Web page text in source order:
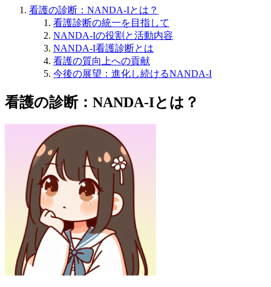
看護の診断：NANDA-Iとは？
看護診断の統一を目指して
NANDA-Iの役割と活動内容
NANDA-I看護診断とは
看護の質向上への貢献
今後の展望：進化し続けるNANDA-I
看護の診断：NANDA-Iとは？